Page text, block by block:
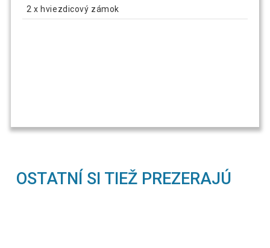
2 x hviezdicový zámok
OSTATNÍ SI TIEŽ PREZERAJÚ